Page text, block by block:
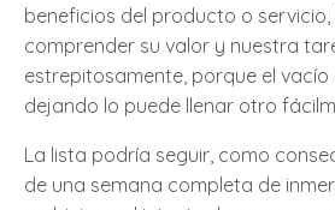
beneficios del producto o
comprender su valor y nuestra
estrepitosamente, porque el vacío
dejando lo puede llenar otro
La lista podría seguir, como
de una semana completa de